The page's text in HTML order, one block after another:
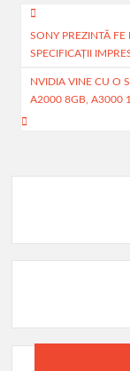
o
k
A
p
lt
a
Navigare
în
articole
SONY PREZINTĂ
SPECIFICAȚII
NVIDIA VINE CU O
A2000 8GB, A3000